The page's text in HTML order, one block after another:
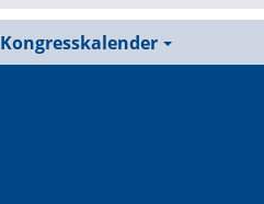
Kongresskalender